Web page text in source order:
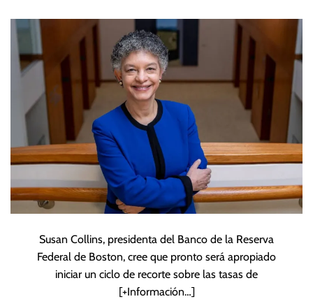
tasas en Estados
Unidos
Susan Collins, presidenta del Banco de la Reserva
Federal de Boston, cree que pronto será apropiado
iniciar un ciclo de recorte sobre las tasas de
[+Información…]